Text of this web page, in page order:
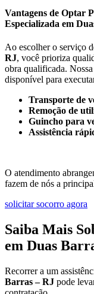
Vantagens de Optar
Especializada em
Ao escolher o serviço
RJ, você prioriza
obra qualificada.
disponível para
Transporte de
Remoção de
Guincho para
Assistência
O atendimento
fazem de nós a
solicitar socorro agora
Saiba Mais
em Duas
Recorrer a um
Barras – RJ pode